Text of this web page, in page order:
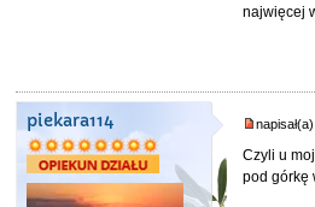
najwięcej
piekara114
Czyli u
pod górkę